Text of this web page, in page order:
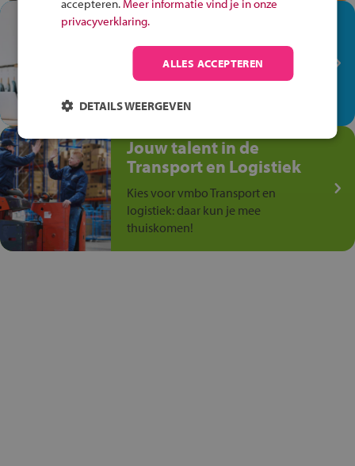
In de winkel ben je op je
plek!
Ontdek via het vmbo jouw talent
op de winkelvloer, waar elke dag
anders is!
Jouw talent in de
Transport en Logistiek
Kies voor vmbo Transport en
logistiek: daar kun je mee
thuiskomen!
accepteren. Meer informatie vind je in onze
privacyverklaring.
ALLES ACCEPTEREN
DETAILS WEERGEVEN